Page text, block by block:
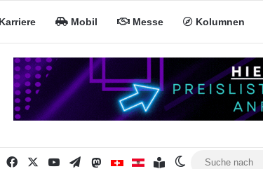
Karriere Mobil Messe Kolumnen
RSSFacebookYouTubeTelegramMastodonMiNa CHMiNa AT
Inhaltsverzeichnis
Skin umschalten